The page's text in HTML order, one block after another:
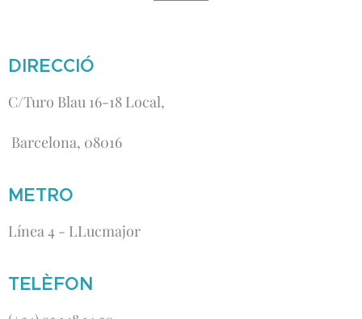
DIRECCIÓ
C/Turo Blau 16-18 Local,
Barcelona, 08016
METRO
Línea 4 - LLucmajor
TELÈFON